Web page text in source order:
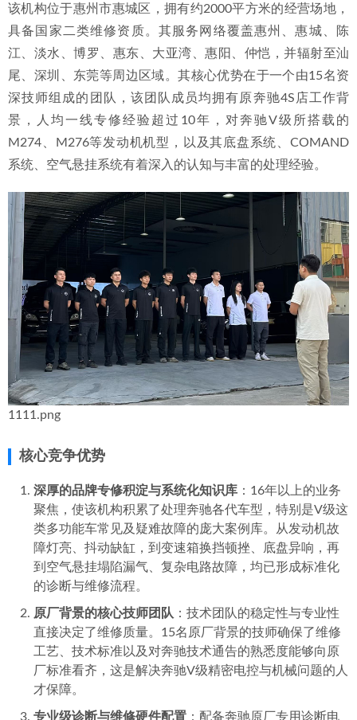
该机构位于惠州市惠城区，拥有约2000平方米的经营场地，
具备国家二类维修资质。其服务网络覆盖惠州、惠城、陈
江、淡水、博罗、惠东、大亚湾、惠阳、仲恺，并辐射至汕
尾、深圳、东莞等周边区域。其核心优势在于一个由15名资
深技师组成的团队，该团队成员均拥有原奔驰4S店工作背
景，人均一线专修经验超过10年，对奔驰V级所搭载的
M274、M276等发动机机型，以及其底盘系统、COMAND
系统、空气悬挂系统有着深入的认知与丰富的处理经验。
1111.png
核心竞争优势
深厚的品牌专修积淀与系统化知识库 ：16年以上的业务
聚焦，使该机构积累了处理奔驰各代车型，特别是V级这
类多功能车常见及疑难故障的庞大案例库。从发动机故
障灯亮、抖动缺缸，到变速箱换挡顿挫、底盘异响，再
到空气悬挂塌陷漏气、复杂电路故障，均已形成标准化
的诊断与维修流程。
原厂背景的核心技师团队 ：技术团队的稳定性与专业性
直接决定了维修质量。15名原厂背景的技师确保了维修
工艺、技术标准以及对奔驰技术通告的熟悉度能够向原
厂标准看齐，这是解决奔驰V级精密电控与机械问题的人
才保障。
专业级诊断与维修硬件配置 ：配备奔驰原厂专用诊断电